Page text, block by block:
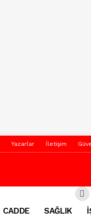
Yazarlar İletişim
CADDE SAĞLIK